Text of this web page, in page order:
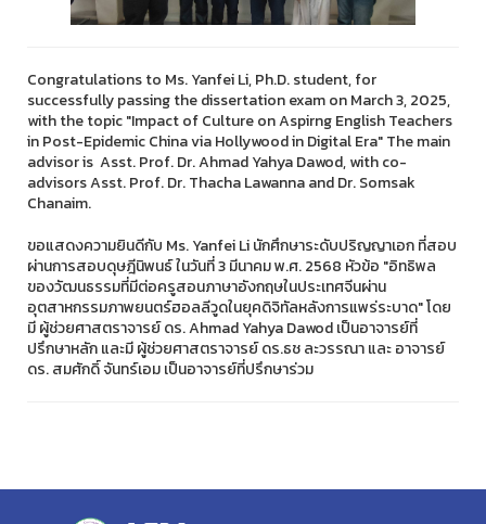
Congratulations to Ms. Yanfei Li, Ph.D. student, for
successfully passing the dissertation exam on March 3, 2025,
with the topic "Impact of Culture on Aspirng English Teachers
in Post-Epidemic China via Hollywood in Digital Era" The main
advisor is Asst. Prof. Dr. Ahmad Yahya Dawod, with co-
advisors Asst. Prof. Dr. Thacha Lawanna and Dr. Somsak
Chanaim.
ขอแสดงความยินดีกับ Ms. Yanfei Li นักศึกษาระดับปริญญาเอก ที่สอบ
ผ่านการสอบดุษฎีนิพนธ์ ในวันที่ 3 มีนาคม พ.ศ. 2568 หัวข้อ "อิทธิพล
ของวัฒนธรรมที่มีต่อครูสอนภาษาอังกฤษในประเทศจีนผ่าน
อุตสาหกรรมภาพยนตร์ฮอลลีวูดในยุคดิจิทัลหลังการแพร่ระบาด" โดย
มี ผู้ช่วยศาสตราจารย์ ดร. Ahmad Yahya Dawod เป็นอาจารย์ที่
ปรึกษาหลัก และมี ผู้ช่วยศาสตราจารย์ ดร.ธช ละวรรณา และ อาจารย์
ดร. สมศักดิ์ จันทร์เอม เป็นอาจารย์ที่ปรึกษาร่วม